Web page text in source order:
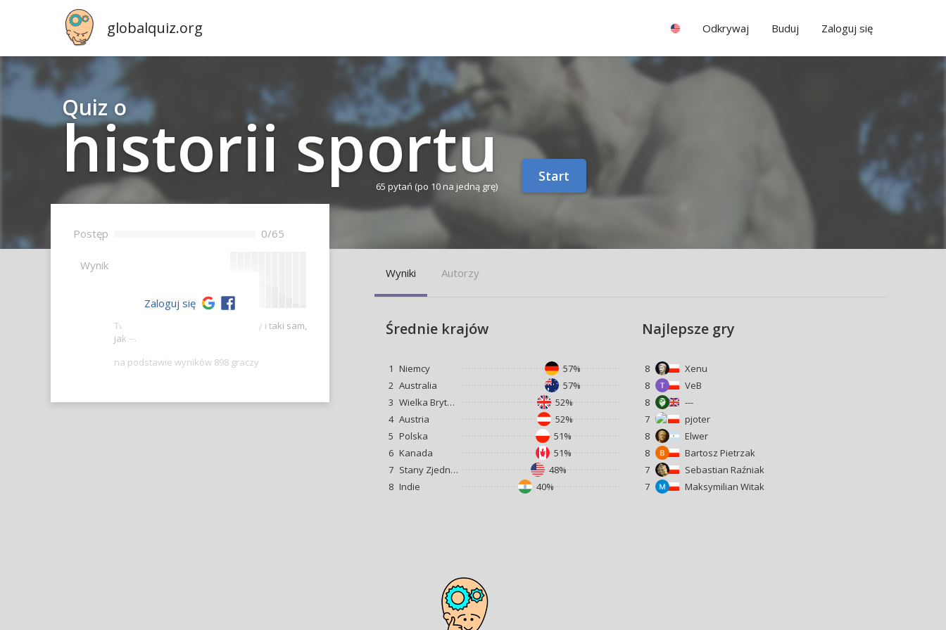
globalquiz.org Odkrywaj Buduj Zaloguj się
Quiz o
historii sportu
65 pytań (po 10 na jedną grę)
Start
Postęp 0/65
Wynik
Twój wynik jest lepszy, niż -- graczy i taki sam,
jak --.
na podstawie wyników 898 graczy
Zaloguj się
Wyniki Autorzy
Średnie krajów
1 Niemcy
57%
2 Australia
57%
3
Wielka Brytania
52%
4 Austria
52%
5 Polska
51%
6 Kanada
51%
7
Stany Zjednoczone
48%
8 Indie 40%
Najlepsze gry
8
Xenu
8
VeB
8
---
7
pjoter
8
Elwer
8
Bartosz Pietrzak
7
Sebastian Raźniak
7
Maksymilian Witak